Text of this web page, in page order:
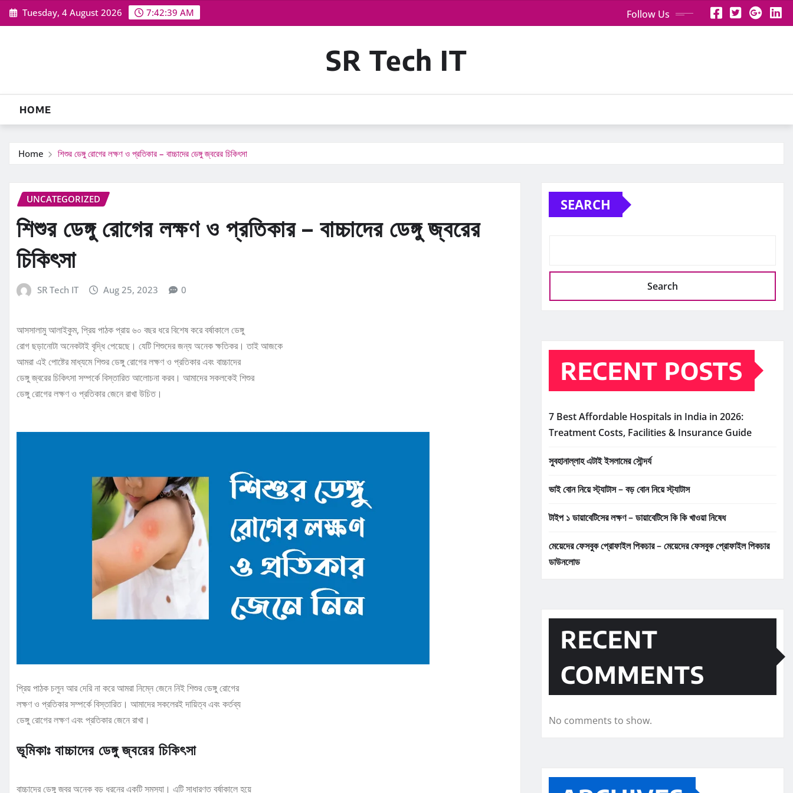
Skip
to
Tuesday, 4 August 2026 7:42:40 AM Follow Us
SR Tech IT
HOME
Home শিশুর ডেঙ্গু রোগের লক্ষণ ও প্রতিকার – বাচ্চাদের ডেঙ্গু জ্বরের চিকিৎসা
UNCATEGORIZED
শিশুর ডেঙ্গু রোগের লক্ষণ ও প্রতিকার – বাচ্চাদের ডেঙ্গু জ্বরের
চিকিৎসা
SR Tech IT Aug 25, 2023 0
আসসালামু আলাইকুম, প্রিয় পাঠক প্রায় ৬০ বছর ধরে বিশেষ করে বর্ষাকালে ডেঙ্গু
রোগ ছড়ানোটা অনেকটাই বৃদ্ধি পেয়েছে। যেটি শিশুদের জন্য অনেক ক্ষতিকর। তাই আজকে
আমরা এই পোষ্টের মাধ্যমে শিশুর ডেঙ্গু রোগের লক্ষণ ও প্রতিকার এবং বাচ্চাদের
ডেঙ্গু জ্বরের চিকিৎসা সম্পর্কে বিস্তারিত আলোচনা করব। আমাদের সকলকেই শিশুর
ডেঙ্গু রোগের লক্ষণ ও প্রতিকার জেনে রাখা উচিত।
প্রিয় পাঠক চলুন আর দেরি না করে আমরা নিম্নে জেনে নিই শিশুর ডেঙ্গু রোগের
লক্ষণ ও প্রতিকার সম্পর্কে বিস্তারিত। আমাদের সকলেরই দায়িত্ব এবং কর্তব্য
ডেঙ্গু রোগের লক্ষণ এবং প্রতিকার জেনে রাখা।
ভূমিকাঃ বাচ্চাদের ডেঙ্গু জ্বরের চিকিৎসা
বাচ্চাদের ডেঙ্গু জ্বর অনেক বড় ধরনের একটি সমস্যা। এটি সাধারণত বর্ষাকালে হয়ে
SEARCH
Search
RECENT POSTS
7 Best Affordable Hospitals in India in 2026:
Treatment Costs, Facilities & Insurance Guide
সুবহানাল্লাহ এটাই ইসলামের সৌন্দর্য
ভাই বোন নিয়ে স্ট্যাটাস – বড় বোন নিয়ে স্ট্যাটাস
টাইপ ১ ডায়াবেটিসের লক্ষণ – ডায়াবেটিসে কি কি খাওয়া নিষেধ
মেয়েদের ফেসবুক প্রোফাইল পিকচার – মেয়েদের ফেসবুক প্রোফাইল পিকচার
ডাউনলোড
RECENT
COMMENTS
No comments to show.